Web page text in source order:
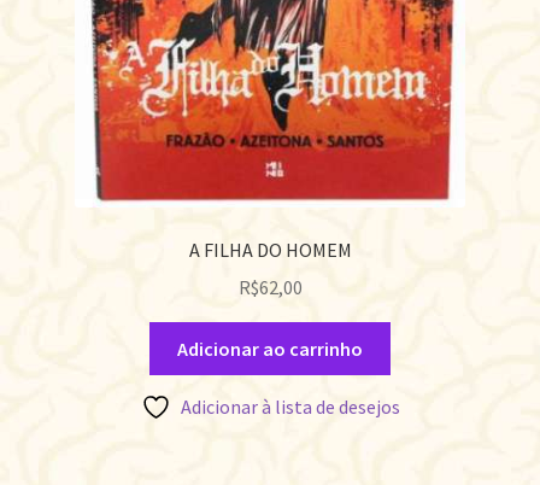
A FILHA DO HOMEM
R$62,00
Adicionar ao carrinho
Adicionar à lista de desejos